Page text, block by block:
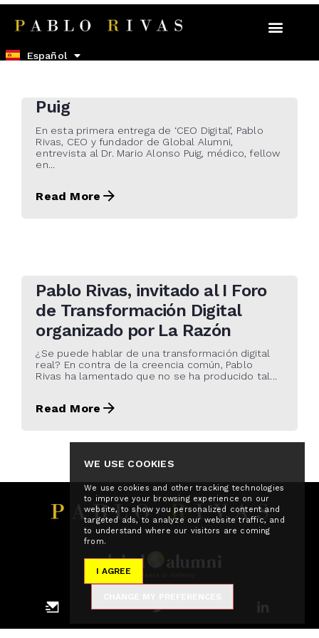
WE USE COOKIES
We use cookies and other tracking technologies
to improve your browsing experience on our
website, to show you personalized content and
targeted ads, to analyze our website traffic, and
to understand where our visitors are coming
from.
I AGREE
Español
English
CEO Digital (I) Pablo Rivas en
Puig
En esta primera entrega de ‘CEO Digital’, Pablo
Rivas, CEO y fundador de Global Alumni,
entrevista al Dr. Mario Alonso Puig, médico, fellow
en...
Read More
Pablo Rivas, invitado al I Foro
de Transformación Digital
organizado por La Razón
¿Se puede hablar de una transformación digital
real? En contra de la creencia común, Pablo
Rivas ha lamentado que no se ha producido tal...
Read More